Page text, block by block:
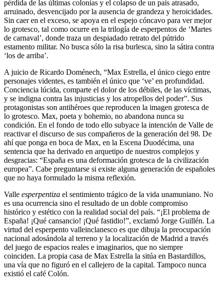
pérdida de las últimas colonias y el colapso de un país atrasado,
arruinado, desvencijado por la ausencia de grandeza y heroicidades.
Sin caer en el exceso, se apoya en el espejo cóncavo para ver mejor
lo grotesco, tal como ocurre en la trilogía de esperpentos de ‘Martes
de carnaval’, donde traza un despiadado retrato del pútrido
estamento militar. No busca sólo la risa burlesca, sino la sátira contra
‘los de arriba’.
A juicio de Ricardo Doménech, “Max Estrella, el único ciego entre
personajes videntes, es también el único que ‘ve’ en profundidad.
Conciencia lúcida, comparte el dolor de los débiles, de las víctimas,
y se indigna contra las injusticias y los atropellos del poder”. Sus
protagonistas son antihéroes que reproducen la imagen grotesca de
lo grotesco. Max, poeta y bohemio, no abandona nunca su
condición. En el fondo de todo ello subyace la intención de Valle de
reactivar el discurso de sus compañeros de la generación del 98. De
ahí que ponga en boca de Max, en la Escena Duodécima, una
sentencia que ha derivado en arquetipo de nuestros complejos y
desgracias: “España es una deformación grotesca de la civilización
europea”. Cabe preguntarse si existe alguna generación de españoles
que no haya formulado la misma reflexión.
Valle esperpentiza el sentimiento trágico de la vida unamuniano. No
es una ocurrencia sino el resultado de un doble compromiso
histórico y estético con la realidad social del país. “¡El problema de
España! ¡Qué cansancio! ¡Qué fastidio!”, exclamó Jorge Guillén. La
virtud del esperpento valleinclanesco es que dibuja la preocupación
nacional adosándola al terreno y la localización de Madrid a través
del juego de espacios reales e imaginarios, que no siempre
coinciden. La propia casa de Max Estrella la sitúa en Bastardillos,
una vía que no figuró en el callejero de la capital. Tampoco nunca
existió el café Colón.